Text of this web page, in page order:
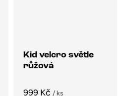
Kid velcro světle
růžová
999 Kč / ks